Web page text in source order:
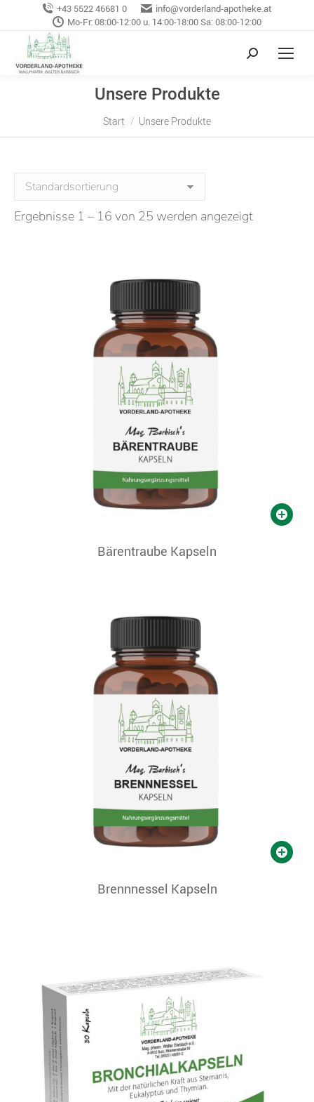
+43 5522 46681 0
info@vorderland-apotheke.at
Mo-Fr: 08:00-12:00 u. 14:00-18:00 Sa: 08:00-12:00
Unsere Produkte
Sie befinden sich hier:
Start Unsere Produkte
Ergebnisse 1 – 16 von 25 werden angezeigt
Bärentraube Kapseln
Brennnessel Kapseln